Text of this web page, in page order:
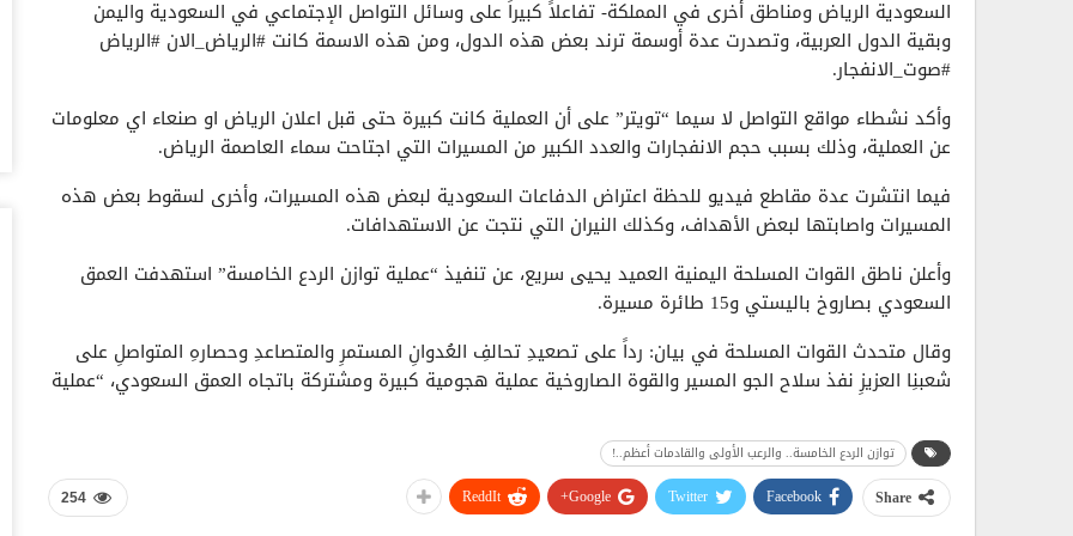
السعودية الرياض ومناطق أخرى في المملكة- تفاعلاً كبيراً على وسائل التواصل الإجتماعي في السعودية واليمن
وبقية الدول العربية، وتصدرت عدة أوسمة ترند بعض هذه الدول، ومن هذه الاسمة كانت #الرياض_الان #الرياض
#صوت_الانفجار.
وأكد نشطاء مواقع التواصل لا سيما “تويتر” على أن العملية كانت كبيرة حتى قبل اعلان الرياض او صنعاء اي معلومات
عن العملية، وذلك بسبب حجم الانفجارات والعدد الكبير من المسيرات التي اجتاحت سماء العاصمة الرياض.
فيما انتشرت عدة مقاطع فيديو للحظة اعتراض الدفاعات السعودية لبعض هذه المسيرات، وأخرى لسقوط بعض هذه
المسيرات واصابتها لبعض الأهداف، وكذلك النيران التي نتجت عن الاستهدافات.
وأعلن ناطق القوات المسلحة اليمنية العميد يحيى سريع، عن تنفيذ “عملية توازن الردع الخامسة” استهدفت العمق
السعودي بصاروخ باليستي و15 طائرة مسيرة.
وقال متحدث القوات المسلحة في بيان: رداً على تصعيدِ تحالفِ العُدوانِ المستمرِ والمتصاعدِ وحصارهِ المتواصلِ على
شعبنِا العزيزِ نفذ سلاح الجو المسير والقوة الصاروخية عملية هجومية كبيرة ومشتركة باتجاه العمق السعودي، “عملية
مواقع حساسة في عاصمة العدو الرياض.
توازن الردع الخامسة.. والرعب الأولى والقادمات أعظم..!
254 Share
Facebook
Twitter
Google+
ReddIt